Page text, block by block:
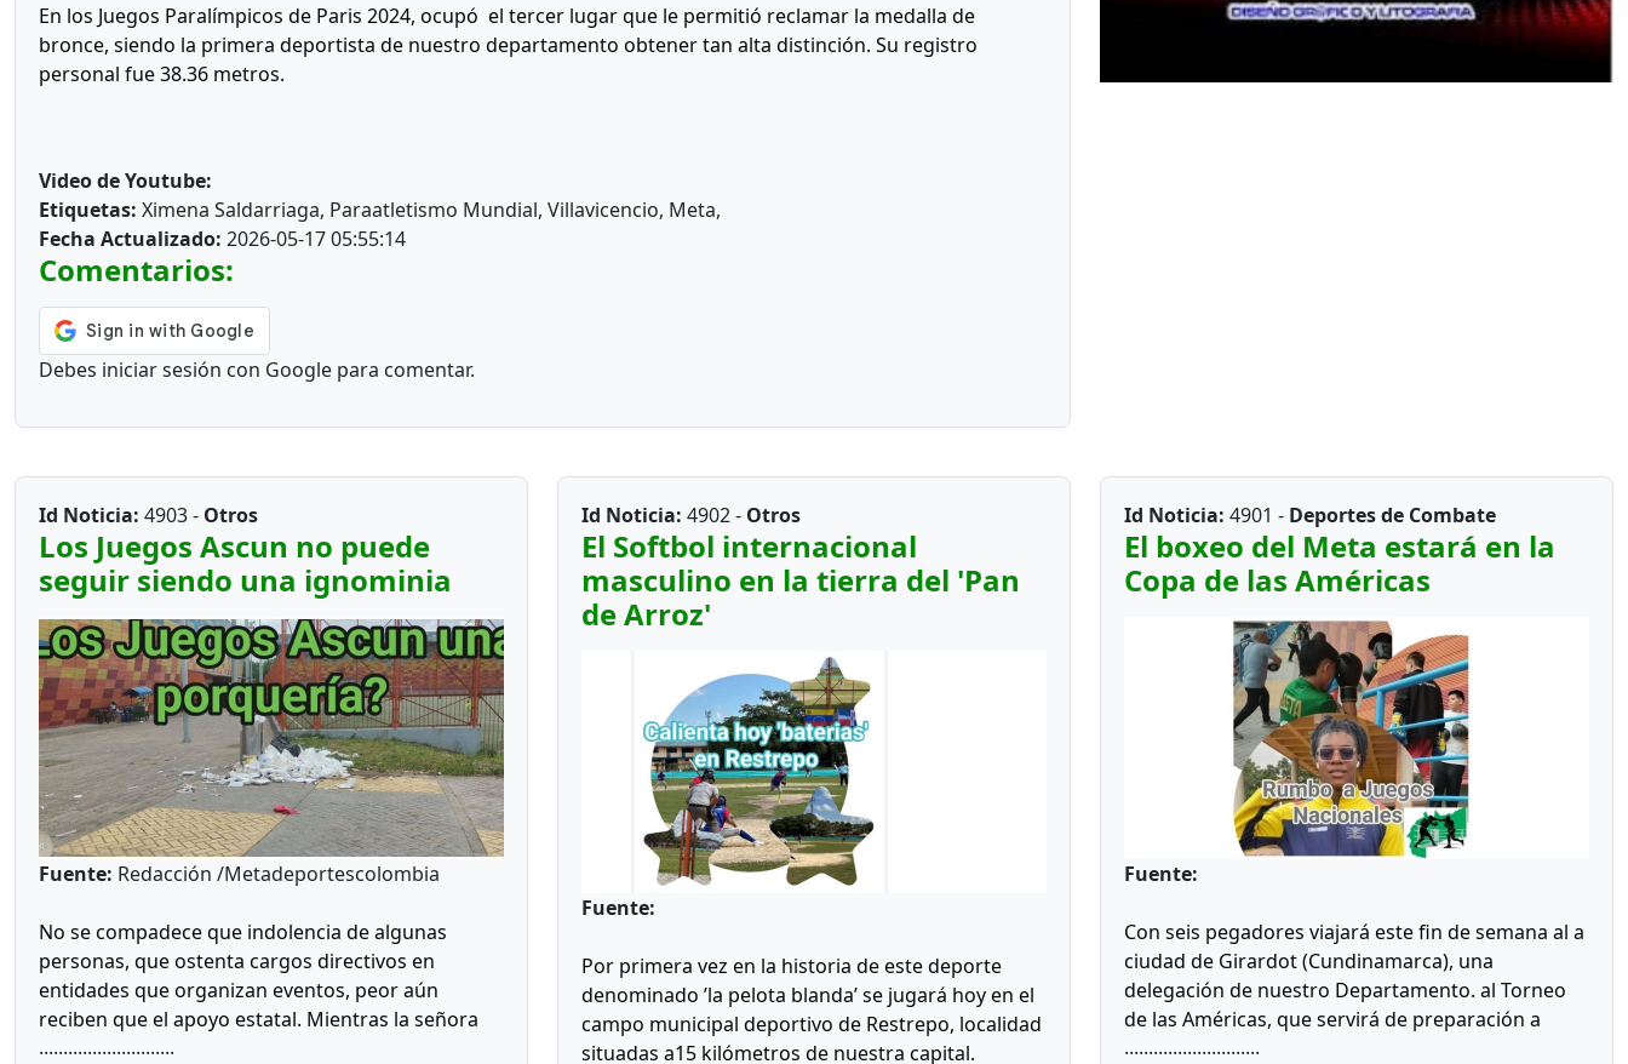
En los Juegos Paralímpicos de Paris 2024, ocupó el tercer lugar que le permitió reclamar la medalla de
bronce, siendo la primera deportista de nuestro departamento obtener tan alta distinción. Su registro
personal fue 38.36 metros.
Video de Youtube:
Etiquetas: Ximena Saldarriaga, Paraatletismo Mundial, Villavicencio, Meta,
Fecha Actualizado: 2026-05-17 05:55:14
Comentarios:
Debes iniciar sesión con Google para comentar.
Id Noticia: 4903 - Otros
Los Juegos Ascun no puede
seguir siendo una ignominia
Fuente: Redacción /Metadeportescolombia
No se compadece que indolencia de algunas
personas, que ostenta cargos directivos en
entidades que organizan eventos, peor aún
reciben que el apoyo estatal. Mientras la señora
Gobernadora se empeña de hablar del ’turismo
............................
Id Noticia: 4902 - Otros
El Softbol internacional
masculino en la tierra del 'Pan
de Arroz'
Fuente:
Por primera vez en la historia de este deporte
denominado ’la pelota blanda’ se jugará hoy en el
campo municipal deportivo de Restrepo, localidad
situadas a15 kilómetros de nuestra capital.
Id Noticia: 4901 - Deportes de Combate
El boxeo del Meta estará en la
Copa de las Américas
Fuente:
Con seis pegadores viajará este fin de semana al a
ciudad de Girardot (Cundinamarca), una
delegación de nuestro Departamento. al Torneo
de las Américas, que servirá de preparación a
varios seleccionados a eventos nacionales e
............................